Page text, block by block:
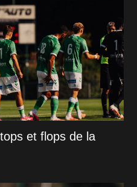
et flops de la